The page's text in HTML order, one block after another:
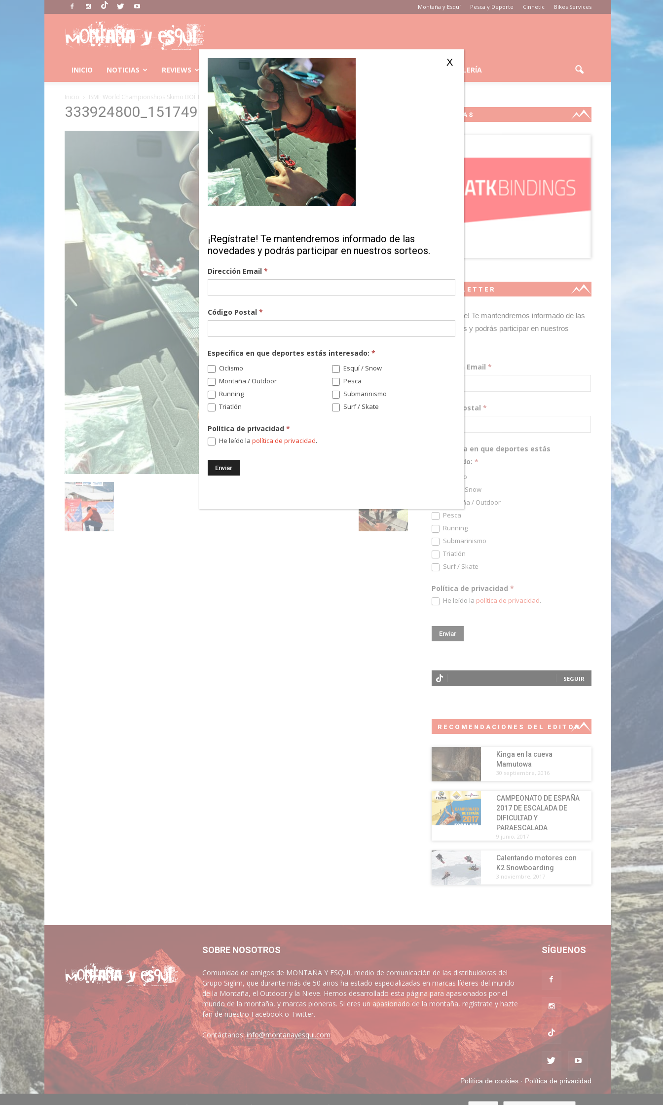
Montaña y Esquí Pesca y Deporte Cinnetic Bikes Services
Y
Esqui
INICIO NOTICIAS REVIEWS CONSEJOS PRODUCTOS GALERÍA
Inicio ISMF World Championships Skimo BOÍ TAÜLL 23 333924800_151749357392256_4617908540536848919_n
333924800_151749357392256_4617908540536848919_nMARCAS
NEWSLETTER
¡Regístrate! Te mantendremos informado de las
novedades y podrás participar en nuestros
Dirección Email *
Código Postal *
Especifica en que deportes estás
interesado: *
Ciclismo
Esquí / Snow
Montaña / Outdoor
Pesca
Running
Submarinismo
Triatlón
Surf / Skate
Política de privacidad *
He leído la política de privacidad.
SEGUIR
RECOMENDACIONES DEL EDITOR
Kinga en la cueva
Mamutowa
30 septiembre, 2016
CAMPEONATO DE ESPAÑA
2017 DE ESCALADA DE
DIFICULTAD Y
PARAESCALADA
9 junio, 2017
Calentando motores con
K2 Snowboarding
3 noviembre, 2017
SOBRE NOSOTROS
Comunidad de amigos de MONTAÑA Y ESQUI, medio de comunicación de las distribuidoras del
Grupo Siglim, que durante más de 50 años ha estado especializadas en marcas líderes del mundo
de la Montaña, el Outdoor y la Nieve. Hemos desarrollado esta página para apasionados por el
mundo de la montaña, y marcas pioneras. Si eres un apasionado de la montaña, regístrate y hazte
fan de nuestro Facebook o Twitter.
Contáctanos:info@montanayesqui.com
SÍGUENOS
Política de cookies· Política de privacidad
¡Regístrate! Te mantendremos informado de las
novedades y podrás participar en nuestros sorteos.
Dirección Email*
Código Postal*
Especifica en que deportes estás interesado:*
Ciclismo
Esquí / Snow
Montaña / Outdoor
Pesca
Running
Submarinismo
Triatlón
Surf / Skate
Política de privacidad*
He leído lapolítica de privacidad.
X